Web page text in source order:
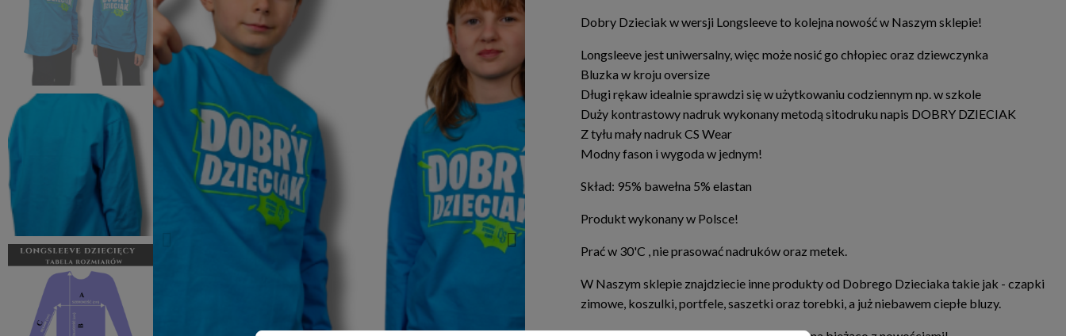
Dobry Dzieciak w wersji Longsleeve to kolejna nowość w Naszym sklepie!
Longsleeve jest uniwersalny, więc może nosić go chłopiec oraz dziewczynka
Bluzka w kroju oversize
Długi rękaw idealnie sprawdzi się w użytkowaniu codziennym np. w szkole
Duży kontrastowy nadruk wykonany metodą sitodruku napis DOBRY DZIECIAK
Z tyłu mały nadruk CS Wear
Modny fason i wygoda w jednym!
Skład: 95% bawełna 5% elastan
Produkt wykonany w Polsce!
Prać w 30'C , nie prasować nadruków oraz metek.
W Naszym sklepie znajdziecie inne produkty od Dobrego Dzieciaka takie jak - czapki
zimowe, koszulki, portfele, saszetki oraz torebki, a już niebawem ciepłe bluzy.